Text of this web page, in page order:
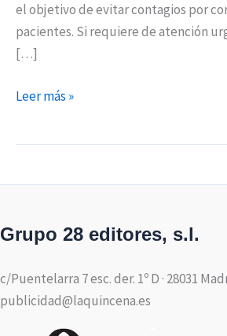
el objetivo de evitar contagios por
pacientes. Si requiere de atención
[…]
Leer más »
Grupo 28 editores, s.l.
c/Puentelarra 7 esc. der. 1º D · 28031
publicidad@laquincena.es